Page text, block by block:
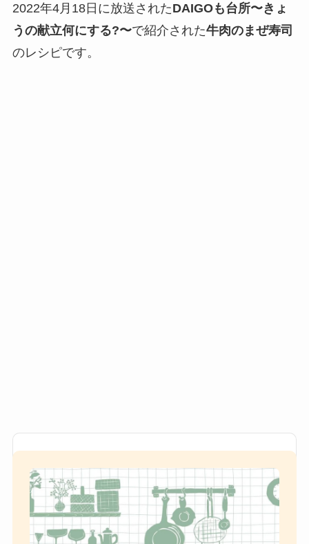
2022年4月18日に放送されたDAIGOも台所〜きょ
うの献立何にする?〜で紹介された牛肉のまぜ寿司
のレシピです。